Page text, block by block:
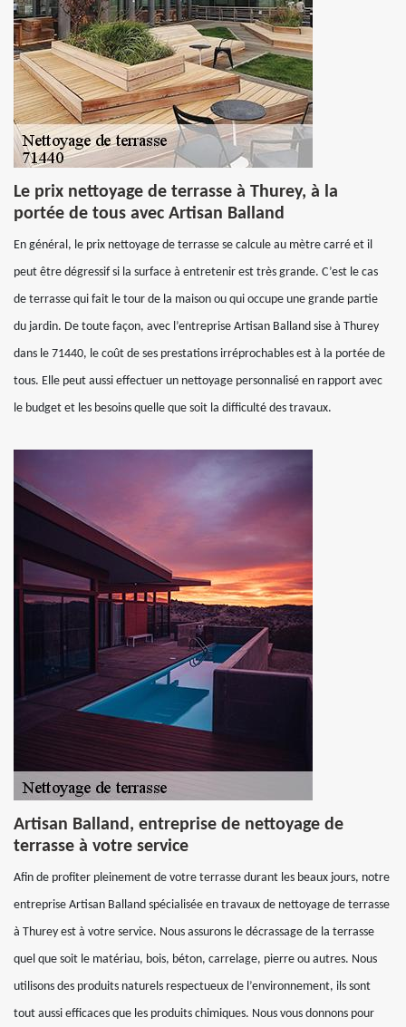
Le prix nettoyage de terrasse à Thurey, à la
portée de tous avec Artisan Balland
En général, le prix nettoyage de terrasse se calcule au mètre carré et il
peut être dégressif si la surface à entretenir est très grande. C’est le cas
de terrasse qui fait le tour de la maison ou qui occupe une grande partie
du jardin. De toute façon, avec l’entreprise Artisan Balland sise à Thurey
dans le 71440, le coût de ses prestations irréprochables est à la portée de
tous. Elle peut aussi effectuer un nettoyage personnalisé en rapport avec
le budget et les besoins quelle que soit la difficulté des travaux.
Artisan Balland, entreprise de nettoyage de
terrasse à votre service
Afin de profiter pleinement de votre terrasse durant les beaux jours, notre
entreprise Artisan Balland spécialisée en travaux de nettoyage de terrasse
à Thurey est à votre service. Nous assurons le décrassage de la terrasse
quel que soit le matériau, bois, béton, carrelage, pierre ou autres. Nous
utilisons des produits naturels respectueux de l’environnement, ils sont
tout aussi efficaces que les produits chimiques. Nous vous donnons pour